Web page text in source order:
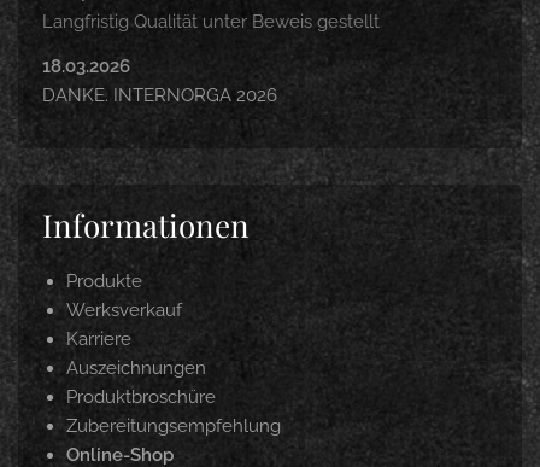
Langfristig Qualität unter Beweis gestellt
18.03.2026
DANKE. INTERNORGA 2026
Informationen
Produkte
Werksverkauf
Karriere
Auszeichnungen
Produktbroschüre
Zubereitungsempfehlung
Online-Shop